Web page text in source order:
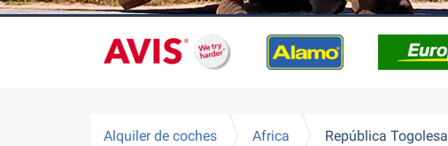
Alquiler de coches Africa República Togolesa